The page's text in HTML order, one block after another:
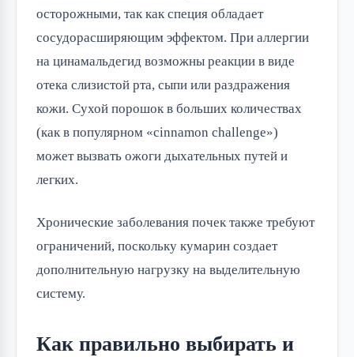
осторожными, так как специя обладает
сосудорасширяющим эффектом. При аллергии
на цинамальдегид возможны реакции в виде
отека слизистой рта, сыпи или раздражения
кожи. Сухой порошок в больших количествах
(как в популярном «cinnamon challenge»)
может вызвать ожоги дыхательных путей и
легких.
Хронические заболевания почек также требуют
ограничений, поскольку кумарин создает
дополнительную нагрузку на выделительную
систему.
Как правильно выбирать и